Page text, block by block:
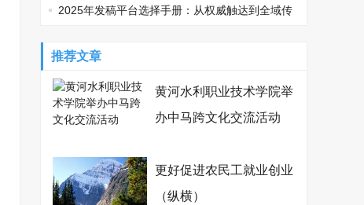
你的传播利器
2025年发稿平台选择手册：从权威触达到全域传
推荐文章
黄河水利职业技术学院举
办中马跨文化交流活动
更好促进农民工就业创业
（纵横）